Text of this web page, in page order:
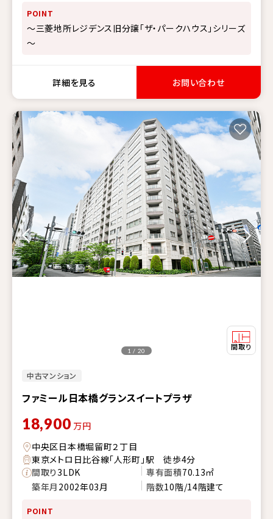
POINT
～三菱地所レジデンス旧分譲「ザ・パークハウス」シリーズ
～
詳細を見る お問い合わせ
中古マンション
ファミール日本橋グランスイートプラザ
1 / 20
18,900 万円
中央区日本橋堀留町２丁目
東京メトロ日比谷線「人形町」駅 徒歩4分
間取り3LDK 専有面積70.13㎡
築年月 2002年03月 階数10階/14階建て
POINT